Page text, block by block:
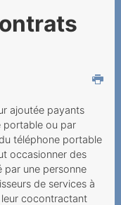
ajoutée payants
portable ou par
téléphone portable
occasionner des
par une personne
de services à
leur cocontractant
ajoutée
de services
contrats